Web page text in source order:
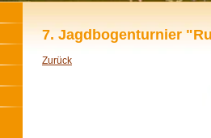
7. Jagdbogenturnier
Zurück